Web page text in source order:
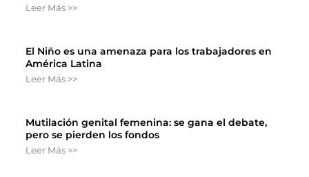
Leer Más >>
El Niño es una amenaza para los trabajadores en
América Latina
Leer Más >>
Mutilación genital femenina: se gana el debate,
pero se pierden los fondos
Leer Más >>